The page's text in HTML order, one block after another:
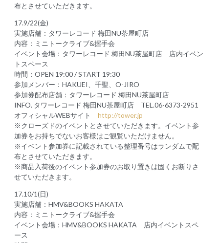
布とさせていただきます。
17.9/22(金)
実施店舗：タワーレコード 梅田NU茶屋町店
内容：ミニトークライブ&握手会
イベント会場：タワーレコード 梅田NU茶屋町店 店内イベン
トスペース
時間：OPEN 19:00 / START 19:30
参加メンバー：HAKUEI、千聖、O-JIRO
参加券配布店舗：タワーレコード 梅田NU茶屋町店
INFO. タワーレコード 梅田NU茶屋町店 TEL.06-6373-2951
オフィシャルWEBサイト http://tower.jp
※クローズドのイベントとさせていただきます。イベント参
加券をお持ちでないお客様はご観覧いただけません。
※イベント参加券に記載されている整理番号はランダムで配
布とさせていただきます。
※商品入荷後のイベント参加券のお取り置きは固くお断りさ
せていただきます。
17.10/1(日)
実施店舗：HMV&BOOKS HAKATA
内容：ミニトークライブ&握手会
イベント会場：HMV&BOOKS HAKATA 店内イベントスペ
ース